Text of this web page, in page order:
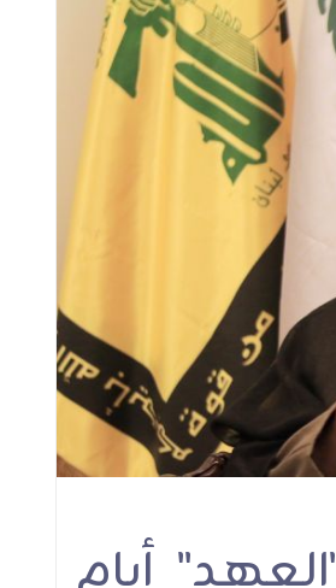
الأولى
الشيخ
سنبقى
an après l’inhumation